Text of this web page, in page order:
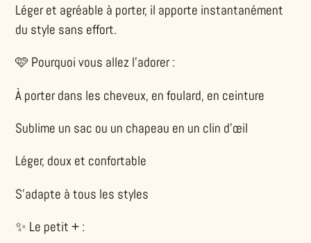
Léger et agréable à porter, il apporte instantanément
du style sans effort.
🩷 Pourquoi vous allez l’adorer :
À porter dans les cheveux, en foulard, en ceinture
Sublime un sac ou un chapeau en un clin d’œil
Léger, doux et confortable
S’adapte à tous les styles
✨ Le petit + :